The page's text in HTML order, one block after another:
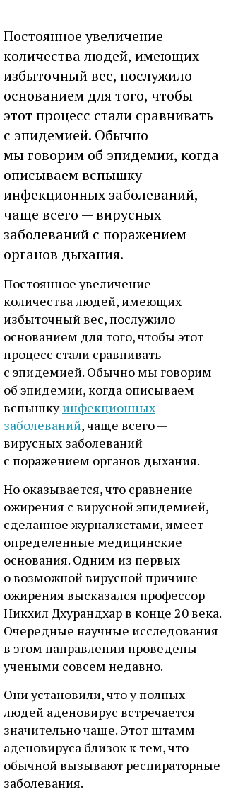
Постоянное увеличение
количества людей, имеющих
избыточный вес, послужило
основанием для того, чтобы
этот процесс стали сравнивать
с эпидемией. Обычно
мы говорим об эпидемии, когда
описываем вспышку
инфекционных заболеваний,
чаще всего — вирусных
заболеваний с поражением
органов дыхания.
Постоянное увеличение
количества людей, имеющих
избыточный вес, послужило
основанием для того, чтобы этот
процесс стали сравнивать
с эпидемией. Обычно мы говорим
об эпидемии, когда описываем
вспышкуинфекционных
заболеваний, чаще всего —
вирусных заболеваний
с поражением органов дыхания.
Но оказывается, что сравнение
ожирения с вирусной эпидемией,
сделанное журналистами, имеет
определенные медицинские
основания. Одним из первых
о возможной вирусной причине
ожирения высказался профессор
Никхил Дхурандхар в конце 20 века.
Очередные научные исследования
в этом направлении проведены
учеными совсем недавно.
Они установили, что у полных
людей аденовирус встречается
значительно чаще. Этот штамм
аденовируса близок к тем, что
обычной вызывают респираторные
заболевания.